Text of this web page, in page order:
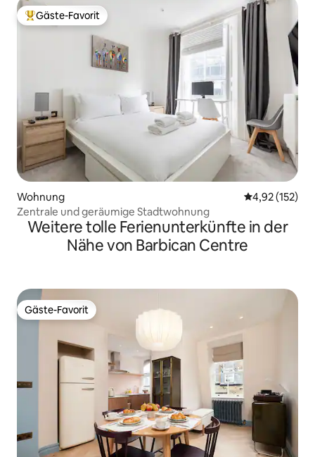
Beliebter Gäste-Favorit.
Gäste-Favorit
Wohnung
4,92 (152)
Zentrale und geräumige Stadtwohnung
Weitere tolle Ferienunterkünfte in der
Nähe von Barbican Centre
Gäste-Favorit
Gäste-Favorit